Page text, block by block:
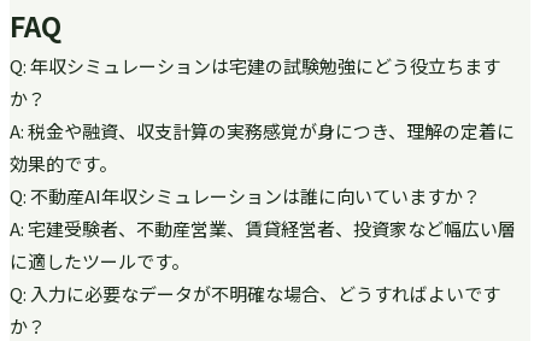
FAQ
Q: 年収シミュレーションは宅建の試験勉強にどう役立ちます
か？
A: 税金や融資、収支計算の実務感覚が身につき、理解の定着に
効果的です。
Q: 不動産AI年収シミュレーションは誰に向いていますか？
A: 宅建受験者、不動産営業、賃貸経営者、投資家など幅広い層
に適したツールです。
Q: 入力に必要なデータが不明確な場合、どうすればよいです
か？